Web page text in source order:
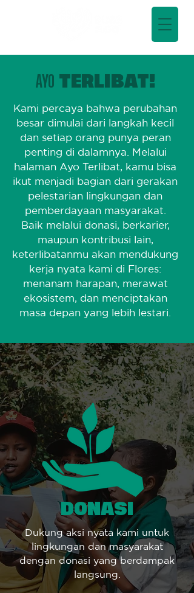
AYO TERLIBAT!
Kami percaya bahwa perubahan
besar dimulai dari langkah kecil
dan setiap orang punya peran
penting di dalamnya. Melalui
halaman Ayo Terlibat, kamu bisa
ikut menjadi bagian dari gerakan
pelestarian lingkungan dan
pemberdayaan masyarakat.
Baik melalui donasi, berkarier,
maupun kontribusi lain,
keterlibatanmu akan mendukung
kerja nyata kami di Flores:
menanam harapan, merawat
ekosistem, dan menciptakan
masa depan yang lebih lestari.
DONASI
Dukung aksi nyata kami untuk
lingkungan dan masyarakat
dengan donasi yang berdampak
langsung.